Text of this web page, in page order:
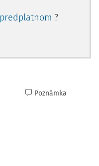
predplatnom ?
Poznámka